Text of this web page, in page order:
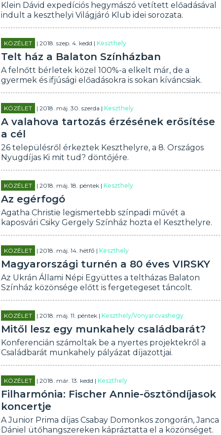
Klein Dávid expedíciós hegymászó vetített előadásával
indult a keszthelyi Világjáró Klub idei sorozata.
KÖZÉLET | 2018. szep. 4. kedd |Keszthely
Telt ház a Balaton Színházban
A felnőtt bérletek közel 100%-a elkelt már, de a
gyermek és ifjúsági előadásokra is sokan kíváncsiak.
KÖZÉLET | 2018. máj. 30. szerda |Keszthely
A valahova tartozás érzésének erősítése
a cél
26 településről érkeztek Keszthelyre, a 8. Országos
Nyugdíjas Ki mit tud? döntőjére.
KÖZÉLET | 2018. máj. 18. péntek |Keszthely
Az egérfogó
Agatha Christie legismertebb színpadi művét a
kaposvári Csiky Gergely Színház hozta el Keszthelyre.
KÖZÉLET | 2018. máj. 14. hétfő |Keszthely
Magyarországi turnén a 80 éves VIRSKY
Az Ukrán Állami Népi Együttes a teltházas Balaton
Színház közönsége előtt is fergetegeset táncolt.
KÖZÉLET | 2018. máj. 11. péntek |Keszthely/Vonyarcvashegy
Mitől lesz egy munkahely családbarát?
Konferencián számoltak be a nyertes projektekről a
Családbarát munkahely pályázat díjazottjai.
KÖZÉLET | 2018. már. 13. kedd |Keszthely
Filharmónia: Fischer Annie-ösztöndíjasok
koncertje
A Junior Prima díjas Csabay Domonkos zongorán, Janca
Dániel ütőhangszereken kápráztatta el a közönséget.